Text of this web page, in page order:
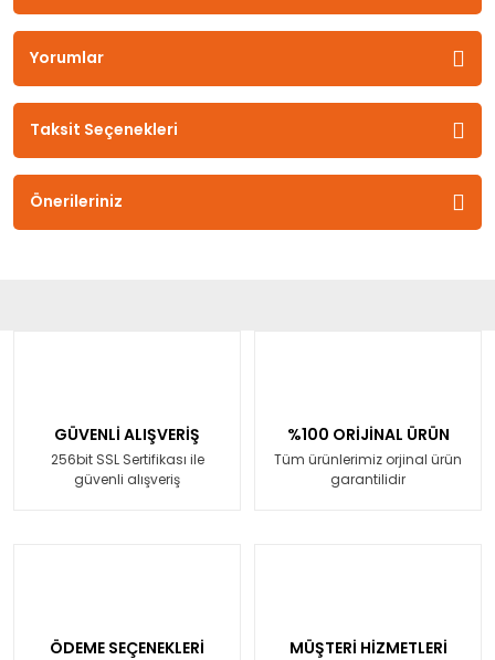
Yorumlar
Taksit Seçenekleri
Önerileriniz
GÜVENLİ ALIŞVERİŞ
256bit SSL Sertifikası ile
güvenli alışveriş
%100 ORİJİNAL ÜRÜN
Tüm ürünlerimiz orjinal ürün
garantilidir
ÖDEME SEÇENEKLERİ MÜŞTERİ HİZMETLERİ